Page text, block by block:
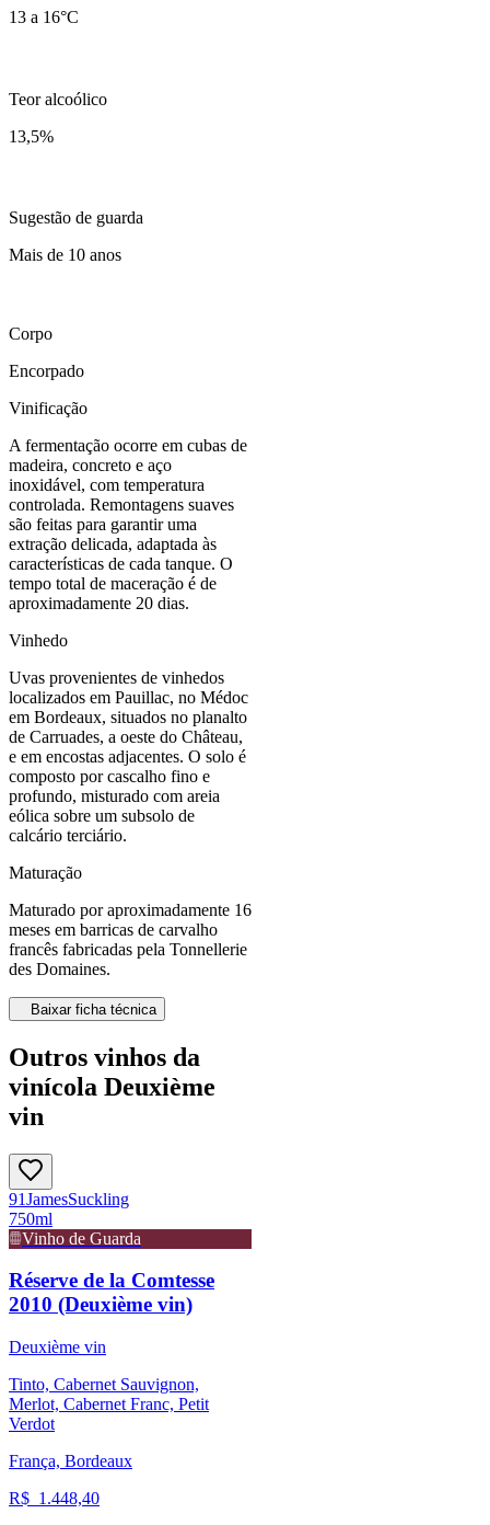
13 a 16°C
Teor alcoólico
13,5%
Sugestão de guarda
Mais de 10 anos
Corpo
Encorpado
Vinificação
A fermentação ocorre em cubas de
madeira, concreto e aço
inoxidável, com temperatura
controlada. Remontagens suaves
são feitas para garantir uma
extração delicada, adaptada às
características de cada tanque. O
tempo total de maceração é de
aproximadamente 20 dias.
Vinhedo
Uvas provenientes de vinhedos
localizados em Pauillac, no Médoc
em Bordeaux, situados no planalto
de Carruades, a oeste do Château,
e em encostas adjacentes. O solo é
composto por cascalho fino e
profundo, misturado com areia
eólica sobre um subsolo de
calcário terciário.
Maturação
Maturado por aproximadamente 16
meses em barricas de carvalho
francês fabricadas pela Tonnellerie
des Domaines.
Baixar ficha técnica
Outros vinhos da
vinícola Deuxième
vin
91JamesSuckling
750ml
Vinho de Guarda
Réserve de la Comtesse
2010 (Deuxième vin)
Deuxième vin
Tinto, Cabernet Sauvignon,
Merlot, Cabernet Franc, Petit
Verdot
França, Bordeaux
R$ 1.448,40